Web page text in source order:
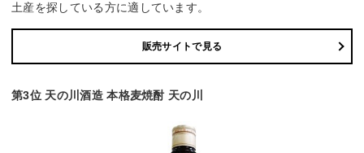
土産を探している方に適しています。
販売サイトで見る
第3位 天の川酒造 本格麦焼酎 天の川